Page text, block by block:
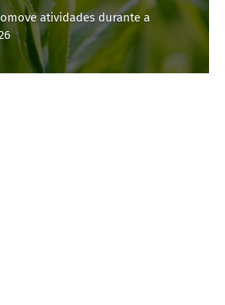
atividades durante a